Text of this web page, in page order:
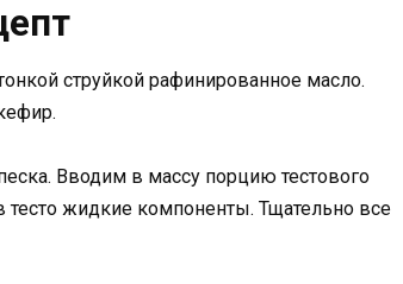
струйкой рафинированное масло.
Вводим в массу порцию тестового
жидкие компоненты. Тщательно все